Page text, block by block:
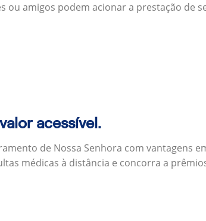
ou amigos podem acionar a prestação de
acessível.
de Nossa Senhora com vantagens
médicas à distância e concorra a